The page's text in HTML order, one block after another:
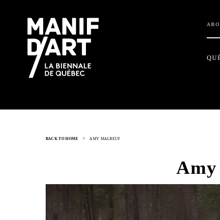
BACK TO HOME > AMY MALBEUF